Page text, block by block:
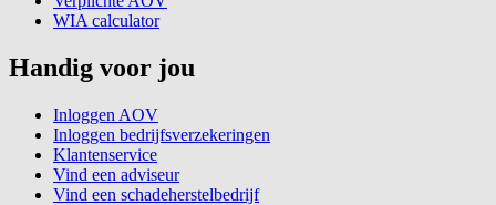
WIA calculator
Handig voor jou
Inloggen AOV
Inloggen bedrijfsverzekeringen
Klantenservice
Vind een adviseur
Vind een schadeherstelbedrijf